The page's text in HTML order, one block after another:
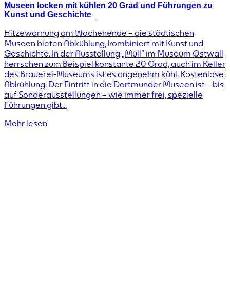
Museen locken mit kühlen 20 Grad und Führungen zu
Kunst und Geschichte
Hitzewarnung am Wochenende – die städtischen
Museen bieten Abkühlung, kombiniert mit Kunst und
Geschichte. In der Ausstellung „Müll“ im Museum Ostwall
herrschen zum Beispiel konstante 20 Grad, auch im Keller
des Brauerei-Museums ist es angenehm kühl. Kostenlose
Abkühlung: Der Eintritt in die Dortmunder Museen ist – bis
auf Sonderausstellungen – wie immer frei, spezielle
Führungen gibt...
Mehr lesen